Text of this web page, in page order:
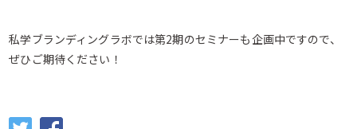
私学ブランディングラボでは第2期のセミナーも企画中ですので、
ぜひご期待ください！